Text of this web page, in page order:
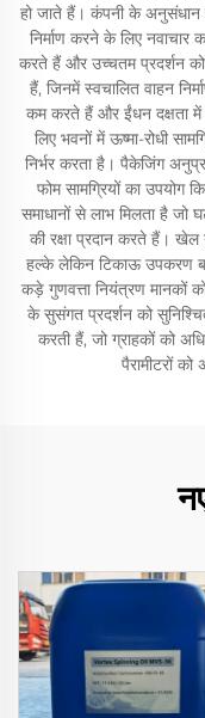
हो जाते हैं। कंपनी के अनुसंधान
निर्माण करने के लिए
करते हैं और उच्चतम प्रदर्शन
हैं, जिनमें स्वचालित वाहन
कम करते हैं और ईंधन दक्षता में
लिए भवनों में ऊष्मा-रोधी
निर्भर करता है। पैकेजिंग
फोम सामग्रियों का उपयोग
समाधानों से लाभ मिलता है
की रक्षा प्रदान करते हैं। खेल
हल्के लेकिन टिकाऊ उपकरण
कड़े गुणवत्ता नियंत्रण मानकों
के सुसंगत प्रदर्शन को
करती हैं, जो ग्राहकों को
पैरामीटरों